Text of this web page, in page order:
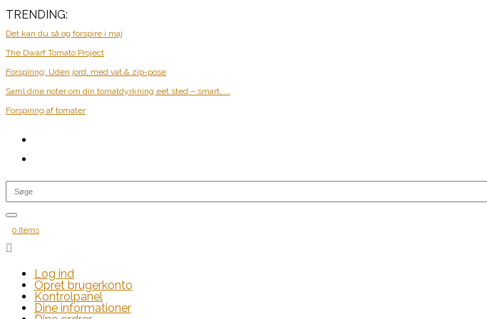
TRENDING:
Det kan du så og forspire i maj
The Dwarf Tomato Project
Forspiring: Uden jord, med vat & zip-pose
Saml dine noter om din tomatdyrkning eet sted – smart, ...
Forspiring af tomater
0 Items

Log ind
Opret brugerkonto
Kontrolpanel
Dine informationer